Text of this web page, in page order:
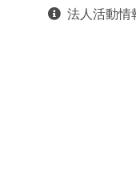
法人活動情